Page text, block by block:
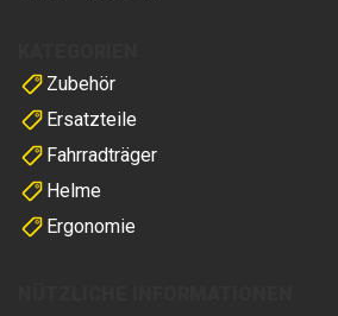
Zubehör
Ersatzteile
Fahrradträger
Helme
Ergonomie